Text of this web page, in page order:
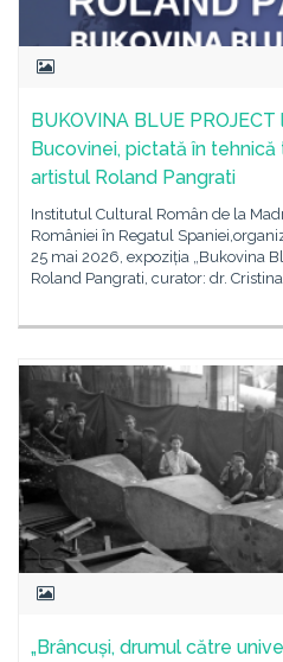
BUKOVINA BLUE
Bucovinei, pictată în
artistul Roland Pangrati
Institutul Cultural Român de la
României în Regatul
25 mai 2026, expoziția „Bukovina
Roland Pangrati, curator: dr.
„Brâncuși, drumul către